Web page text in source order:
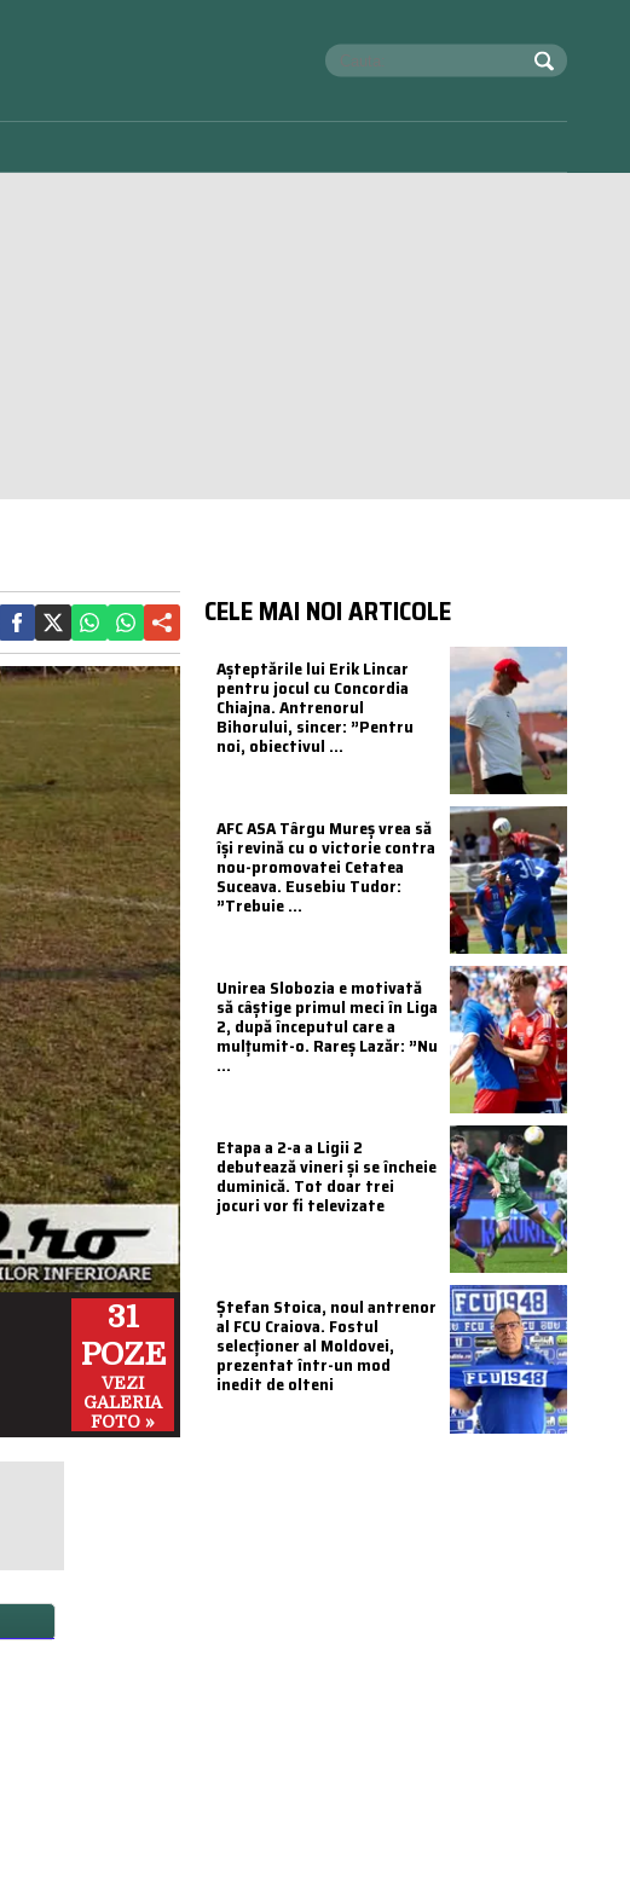
31
POZE
VEZI
GALERIA
FOTO »
CELE MAI NOI ARTICOLE
Așteptările lui Erik Lincar
pentru jocul cu Concordia
Chiajna. Antrenorul
Bihorului, sincer: ”Pentru
noi, obiectivul ...
AFC ASA Târgu Mureș vrea să
își revină cu o victorie contra
nou-promovatei Cetatea
Suceava. Eusebiu Tudor:
”Trebuie ...
Unirea Slobozia e motivată
să câștige primul meci în Liga
2, după începutul care a
mulțumit-o. Rareș Lazăr: ”Nu
...
Etapa a 2-a a Ligii 2
debutează vineri și se încheie
duminică. Tot doar trei
jocuri vor fi televizate
Ștefan Stoica, noul antrenor
al FCU Craiova. Fostul
selecționer al Moldovei,
prezentat într-un mod
inedit de olteni